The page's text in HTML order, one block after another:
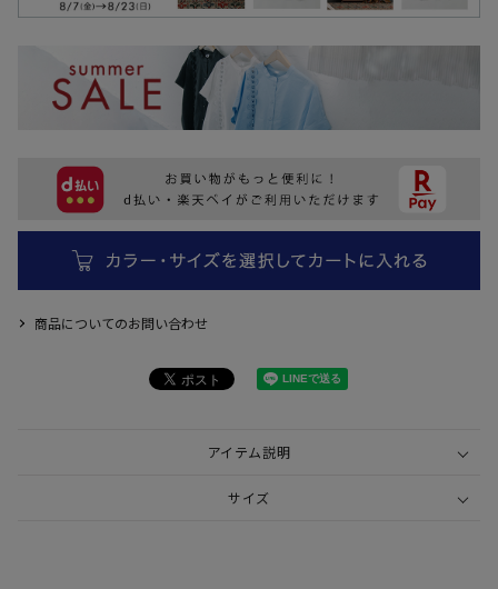
商品についてのお問い合わせ
アイテム説明
サイズ